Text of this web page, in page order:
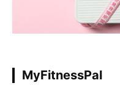
MyFitnessPal